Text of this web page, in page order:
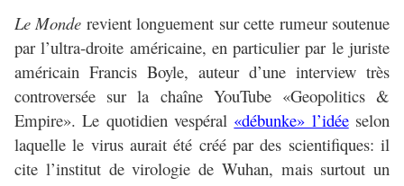
Le Monde revient longuement sur cette rumeur soutenue
par l’ultra-droite américaine, en particulier par le juriste
américain Francis Boyle, auteur d’une interview très
controversée sur la chaîne YouTube «Geopolitics &
Empire». Le quotidien vespéral «débunke» l’idéeselon
laquelle le virus aurait été créé par des scientifiques: il
cite l’institut de virologie de Wuhan, mais surtout un